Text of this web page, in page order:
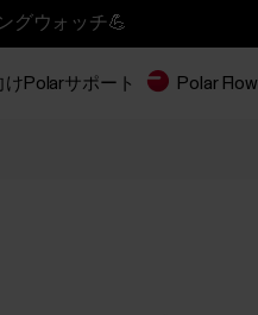
グウォッチ💪
けPolarサポート Polar Flow